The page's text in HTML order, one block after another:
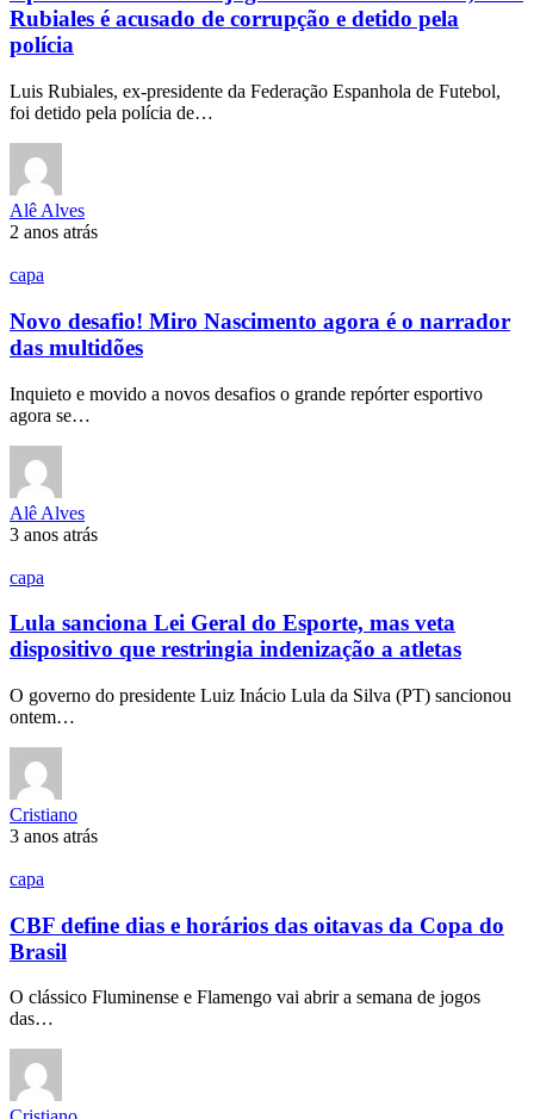
Rubiales é acusado de corrupção e detido pela
polícia
Luis Rubiales, ex-presidente da Federação Espanhola de Futebol,
foi detido pela polícia de…
Alê Alves
2 anos atrás
capa
Novo desafio! Miro Nascimento agora é o narrador
das multidões
Inquieto e movido a novos desafios o grande repórter esportivo
agora se…
Alê Alves
3 anos atrás
capa
Lula sanciona Lei Geral do Esporte, mas veta
dispositivo que restringia indenização a atletas
O governo do presidente Luiz Inácio Lula da Silva (PT) sancionou
ontem…
Cristiano
3 anos atrás
capa
CBF define dias e horários das oitavas da Copa do
Brasil
O clássico Fluminense e Flamengo vai abrir a semana de jogos
das…